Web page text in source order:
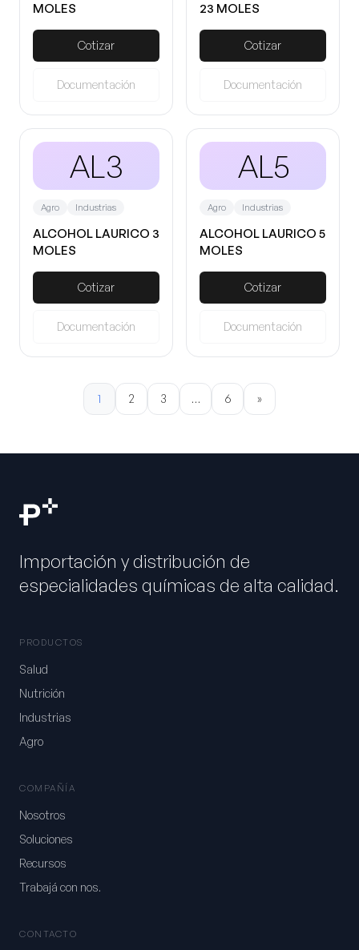
MOLES
Cotizar
Documentación
23 MOLES
Cotizar
Documentación
AL3
Agro Industrias
ALCOHOL LAURICO 3
MOLES
Cotizar
Documentación
AL5
Agro Industrias
ALCOHOL LAURICO 5
MOLES
Cotizar
Documentación
1 2 3 … 6 »
Importación y distribución de
especialidades químicas de alta calidad.
PRODUCTOS
Salud
Nutrición
Industrias
Agro
COMPAÑÍA
Nosotros
Soluciones
Recursos
Trabajá con nos.
CONTACTO